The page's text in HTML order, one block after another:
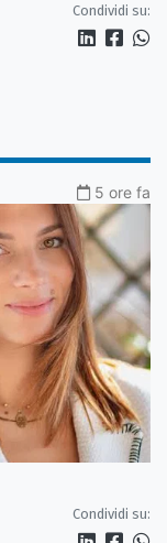
Condividi su:
5 ore fa
Condividi su: